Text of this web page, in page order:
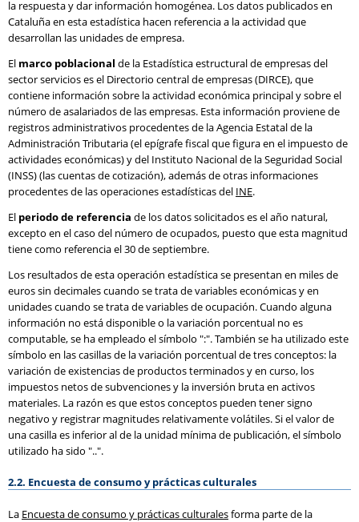
la respuesta y dar información homogénea. Los datos publicados en
Cataluña en esta estadística hacen referencia a la actividad que
desarrollan las unidades de empresa.
El marco poblacional de la Estadística estructural de empresas del
sector servicios es el Directorio central de empresas (DIRCE), que
contiene información sobre la actividad económica principal y sobre el
número de asalariados de las empresas. Esta información proviene de
registros administrativos procedentes de la Agencia Estatal de la
Administración Tributaria (el epígrafe fiscal que figura en el impuesto de
actividades económicas) y del Instituto Nacional de la Seguridad Social
(INSS) (las cuentas de cotización), además de otras informaciones
procedentes de las operaciones estadísticas del INE.
El periodo de referencia de los datos solicitados es el año natural,
excepto en el caso del número de ocupados, puesto que esta magnitud
tiene como referencia el 30 de septiembre.
Los resultados de esta operación estadística se presentan en miles de
euros sin decimales cuando se trata de variables económicas y en
unidades cuando se trata de variables de ocupación. Cuando alguna
información no está disponible o la variación porcentual no es
computable, se ha empleado el símbolo ":". También se ha utilizado este
símbolo en las casillas de la variación porcentual de tres conceptos: la
variación de existencias de productos terminados y en curso, los
impuestos netos de subvenciones y la inversión bruta en activos
materiales. La razón es que estos conceptos pueden tener signo
negativo y registrar magnitudes relativamente volátiles. Si el valor de
una casilla es inferior al de la unidad mínima de publicación, el símbolo
utilizado ha sido "..".
2.2. Encuesta de consumo y prácticas culturales
La Encuesta de consumo y prácticas culturalesforma parte de la